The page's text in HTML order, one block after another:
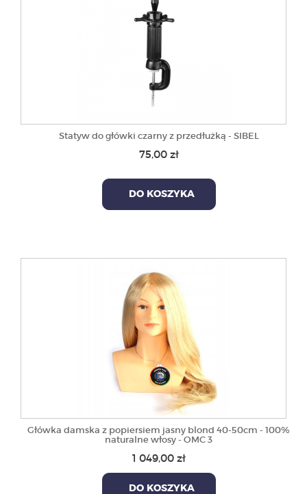
Statyw do główki czarny z przedłużką - SIBEL
75,00 zł
DO KOSZYKA
Główka damska z popiersiem jasny blond 40-50cm - 100%
naturalne włosy - OMC 3
1 049,00 zł
DO KOSZYKA